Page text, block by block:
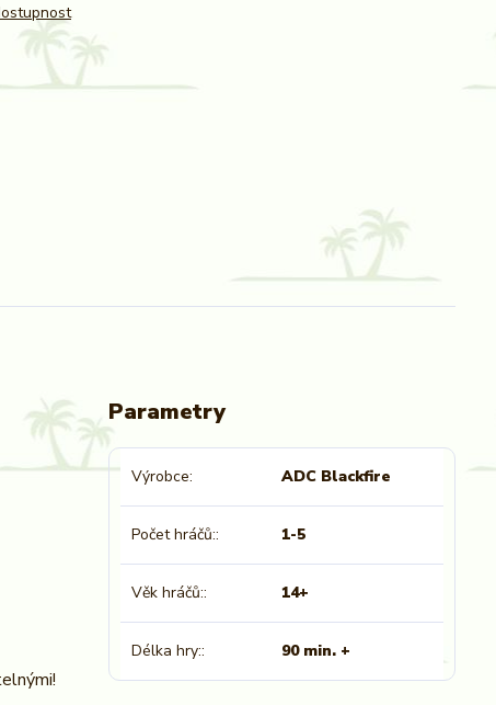
Parametry
Výrobce ADC Blackfire
Počet hráčů: 1-5
Věk hráčů: 14+
Délka hry: 90 min. +